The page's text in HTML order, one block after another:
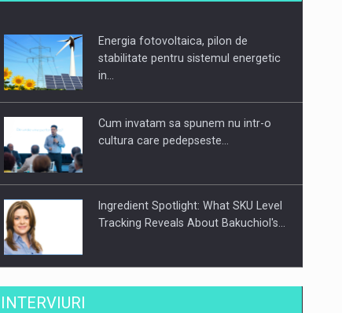
Webinar - Business Evolution-
RETHINK STRATEGY-Finantare
Energia fotovoltaica, pilon de
stabilitate pentru sistemul energetic
in…
Cum invatam sa spunem nu intr-o
cultura care pedepseste…
Ingredient Spotlight: What SKU Level
Tracking Reveals About Bakuchiol's…
Producatorii si comerciantii care nu
INTERVIURI